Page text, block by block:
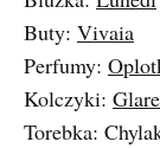
Buty: Vivaia
Perfumy:
Kolczyki: Glare
Torebka: